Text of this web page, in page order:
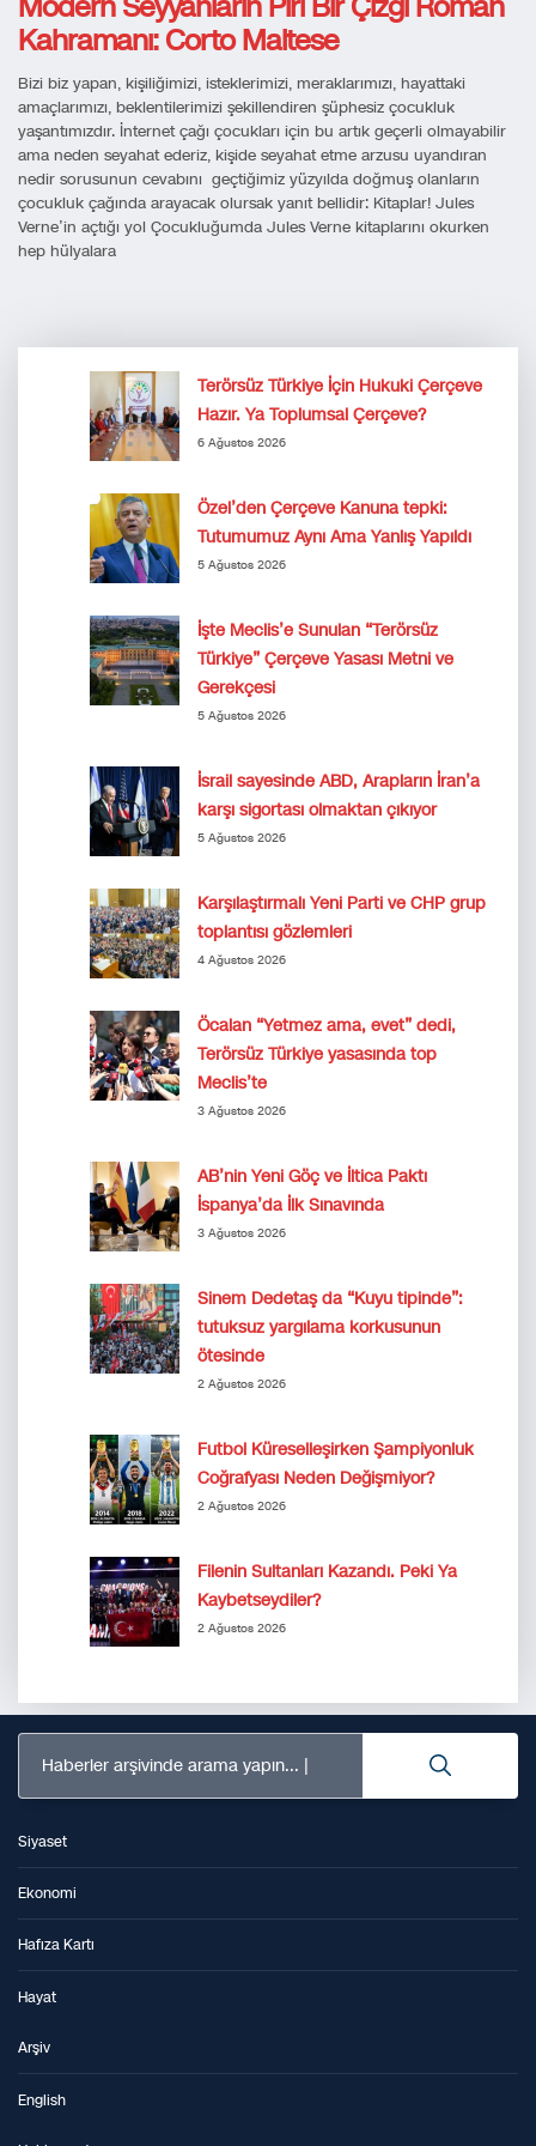
Kahramanı: Corto Maltese
Bizi biz yapan, kişiliğimizi, isteklerimizi, meraklarımızı, hayattaki
amaçlarımızı, beklentilerimizi şekillendiren şüphesiz çocukluk
yaşantımızdır. İnternet çağı çocukları için bu artık geçerli olmayabilir
ama neden seyahat ederiz, kişide seyahat etme arzusu uyandıran
nedir sorusunun cevabını geçtiğimiz yüzyılda doğmuş olanların
çocukluk çağında arayacak olursak yanıt bellidir: Kitaplar! Jules
Verne’in açtığı yol Çocukluğumda Jules Verne kitaplarını okurken
hep hülyalara
Terörsüz Türkiye İçin Hukuki Çerçeve
Hazır. Ya Toplumsal Çerçeve?
6 Ağustos 2026
Özel’den Çerçeve Kanuna tepki:
Tutumumuz Aynı Ama Yanlış Yapıldı
5 Ağustos 2026
İşte Meclis’e Sunulan “Terörsüz
Türkiye” Çerçeve Yasası Metni ve
Gerekçesi
5 Ağustos 2026
İsrail sayesinde ABD, Arapların İran’a
karşı sigortası olmaktan çıkıyor
5 Ağustos 2026
Karşılaştırmalı Yeni Parti ve CHP grup
toplantısı gözlemleri
4 Ağustos 2026
Öcalan “Yetmez ama, evet” dedi,
Terörsüz Türkiye yasasında top
Meclis’te
3 Ağustos 2026
AB’nin Yeni Göç ve İltica Paktı
İspanya’da İlk Sınavında
3 Ağustos 2026
Sinem Dedetaş da “Kuyu tipinde”:
tutuksuz yargılama korkusunun
ötesinde
2 Ağustos 2026
Futbol Küreselleşirken Şampiyonluk
Coğrafyası Neden Değişmiyor?
2 Ağustos 2026
Filenin Sultanları Kazandı. Peki Ya
Kaybetseydiler?
2 Ağustos 2026
Haberler arşivinde arama yapın...
Siyaset
Ekonomi
Hafıza Kartı
Hayat
Arşiv
English